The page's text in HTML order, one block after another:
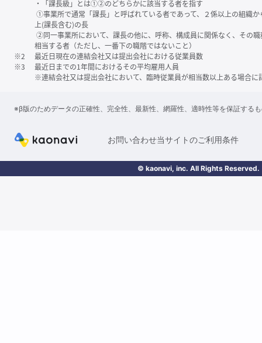
・「課⻑級」とは①②のどちらかに該当する者を指す
①事業所で通常「課⻑」と呼ばれている者であって、２係以上の組織
上(課⻑含む)の⻑
②同一事業所において、課⻑の他に、呼称、構成員に関係なく、その
相当する者（ただし、一番下の職階ではないこと）
※2
最近日現在の連結会社又は提出会社における従業員数
※3
最近日までの1年間におけるその平均雇用人員
※連結会社又は提出会社において、臨時従業員が相当数以上ある場合に
※β版のためデータの正確性、完全性、最新性、網羅性、適時性等を保証する
お問い合わせ当サイトのご利用条件
© kaonavi, inc. All Rights Reserved.